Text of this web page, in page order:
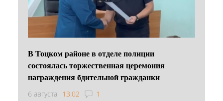
В Тоцком районе в отделе полиции
состоялась торжественная церемония
награждения бдительной гражданки
6 августа 13:02 1